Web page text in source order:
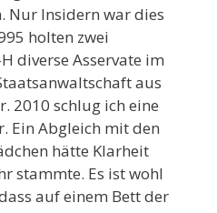
Nur Insidern war dies
holten zwei
diverse Asservate im
aus
2010 schlug ich eine
Ein Abgleich mit den
hätte Klarheit
stammte. Es ist wohl
auf einem Bett der